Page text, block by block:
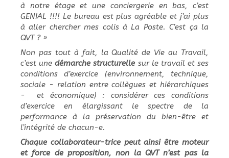
à notre étage et une conciergerie en bas, c’est
GENIAL !!!! Le bureau est plus agréable et j’ai plus
à aller chercher mes colis à La Poste. C’est ça la
QVT ? »
Non pas tout à fait, la Qualité de Vie au Travail,
c’est unedémarche structurelle sur le travail et ses
conditions d’exercice (environnement, technique,
sociale - relation entre collègues et hiérarchiques
- et économique) : considérer ces conditions
d’exercice en élargissant le spectre de la
performance à la préservation du bien-être et
l’intégrité de chacun-e.
Chaque collaborateur-trice peut ainsi être moteur
et force de proposition, non la QVT n’est pas la